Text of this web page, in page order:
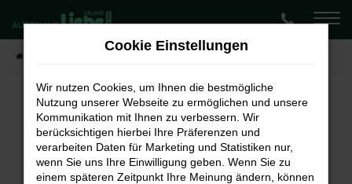
Zum
Hauptinhalt
springen
Lagerwagen-Angebote
Fehler: Network Error
Beim Laden ist ein Fehler aufgetreten.
Hier sind ein paar Tipps, die dir helfen können:
Cookie Einstellungen
Wir nutzen Cookies, um Ihnen die bestmögliche
Nutzung unserer Webseite zu ermöglichen und unsere
Kommunikation mit Ihnen zu verbessern. Wir
berücksichtigen hierbei Ihre Präferenzen und
verarbeiten Daten für Marketing und Statistiken nur,
wenn Sie uns Ihre Einwilligung geben. Wenn Sie zu
einem späteren Zeitpunkt Ihre Meinung ändern, können